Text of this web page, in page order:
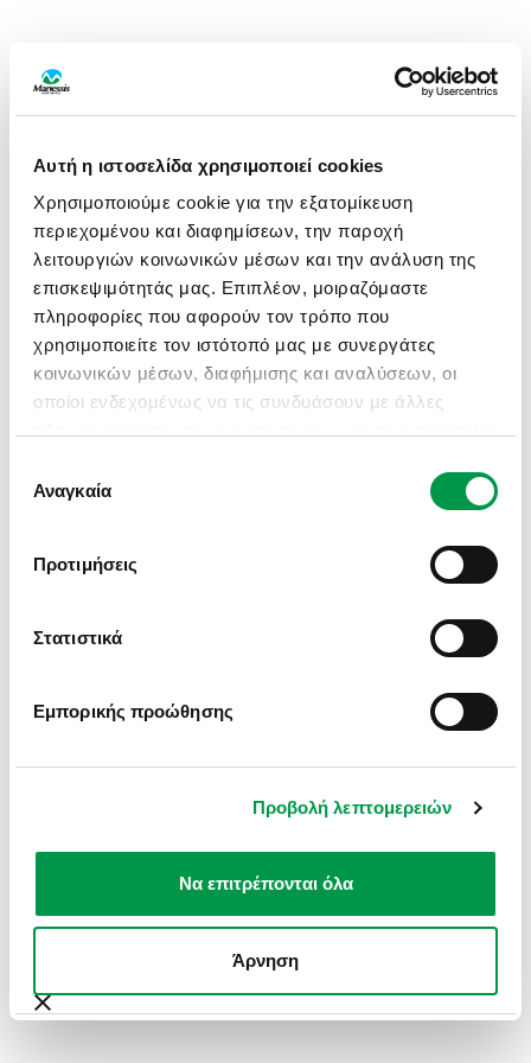
Αυτή η ιστοσελίδα χρησιμοποιεί cookies
Χρησιμοποιούμε cookie για την εξατομίκευση
περιεχομένου και διαφημίσεων, την παροχή
λειτουργιών κοινωνικών μέσων και την ανάλυση της
επισκεψιμότητάς μας. Επιπλέον, μοιραζόμαστε
πληροφορίες που αφορούν τον τρόπο που
χρησιμοποιείτε τον ιστότοπό μας με συνεργάτες
κοινωνικών μέσων, διαφήμισης και αναλύσεων, οι
οποίοι ενδεχομένως να τις συνδυάσουν με άλλες
χρήση των υπηρεσιών τους.
συγκατάθεσης
Αναγκαία
Προτιμήσεις
Στατιστικά
Εμπορικής προώθησης
Προβολή λεπτομερειών
Να επιτρέπονται όλα
Άρνηση
APPLICATION ERROR: A CLIENT-SIDE EXCEPTION HAS